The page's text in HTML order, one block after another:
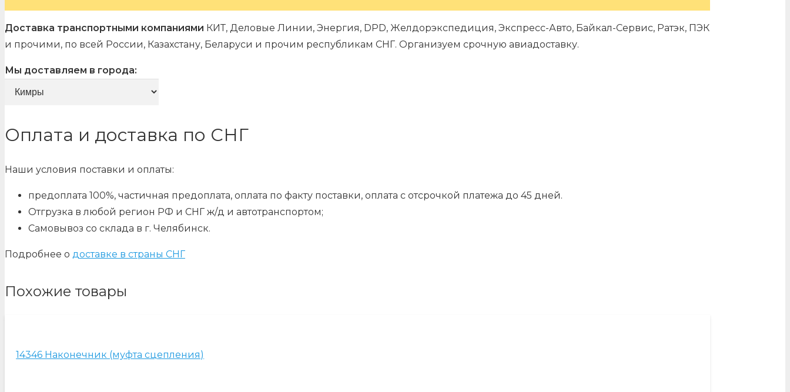
Доставка транспортными компаниями КИТ, Деловые Линии, Энергия, DPD, Желдорэкспедиция, Экспресс-Авто, Байкал-Сервис, Ратэк, ПЭК
и прочими, по всей России, Казахстану, Беларуси и прочим республикам СНГ. Организуем срочную авиадоставку.
Мы доставляем в города:
Оплата и доставка по СНГ
Наши условия поставки и оплаты:
предоплата 100%, частичная предоплата, оплата по факту поставки, оплата с отсрочкой платежа до 45 дней.
Отгрузка в любой регион РФ и СНГ ж/д и автотранспортом;
Самовывоз со склада в г. Челябинск.
Подробнее о доставке в страны СНГ
Похожие товары
14346 Наконечник (муфта сцепления)